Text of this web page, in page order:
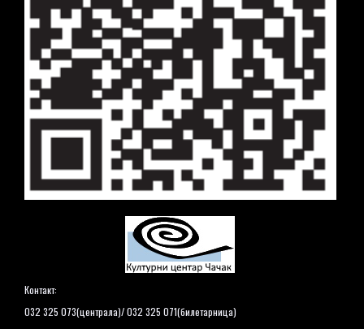
Контакт:
032 325 073(централа)/ 032 325 071(билетарница)